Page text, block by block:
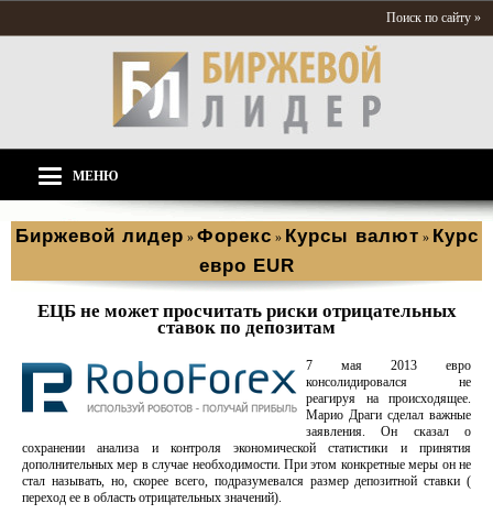
Поиск по сайту »
МЕНЮ
Биржевой лидер » Форекс » Курсы валют » Курс
евро EUR
ЕЦБ не может просчитать риски отрицательных
ставок по депозитам
7 мая 2013 евро
консолидировался не
реагируя на происходящее.
Марио Драги сделал важные
заявления. Он сказал о
сохранении анализа и контроля экономической статистики и принятия
дополнительных мер в случае необходимости. При этом конкретные меры он не
стал называть, но, скорее всего, подразумевался размер депозитной ставки (
переход ее в область отрицательных значений).